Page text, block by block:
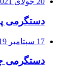
دستگرمی
17 سپتامبر 2019
دستگرمی